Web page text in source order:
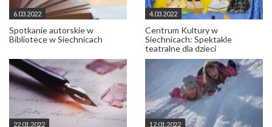
6.03.2022
Spotkanie autorskie w
Bibliotece w Siechnicach
4.03.2022
Centrum Kultury w
Siechnicach: Spektakle
teatralne dla dzieci
22.01.2022 12.01.2022